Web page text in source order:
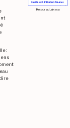
Retour au Lukasa
: